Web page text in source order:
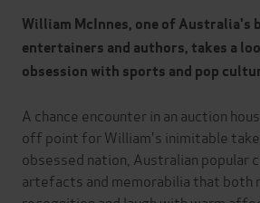
William McInnes, one of Australia's
entertainers and authors, takes a
obsession with sports and pop
A chance encounter in an auction
off point for William's inimitable
obsessed nation, Australian popular
artefacts and memorabilia that both